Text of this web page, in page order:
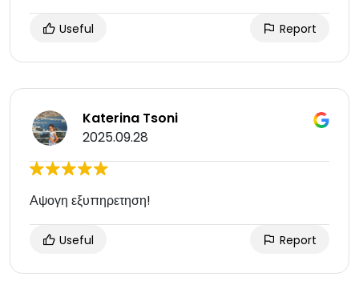
Useful Report
Katerina Tsoni
2025.09.28
Αψογη εξυπηρετηση!
Useful Report